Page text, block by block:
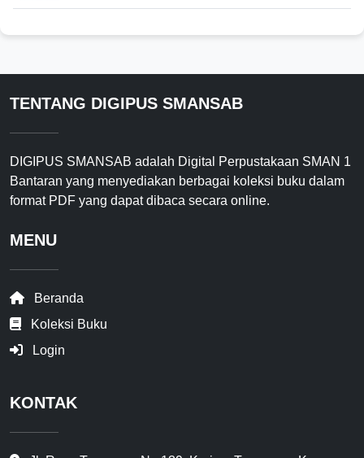
TENTANG DIGIPUS SMANSAB
DIGIPUS SMANSAB adalah Digital Perpustakaan SMAN 1
Bantaran yang menyediakan berbagai koleksi buku dalam
format PDF yang dapat dibaca secara online.
MENU
Beranda
Koleksi Buku
Login
KONTAK